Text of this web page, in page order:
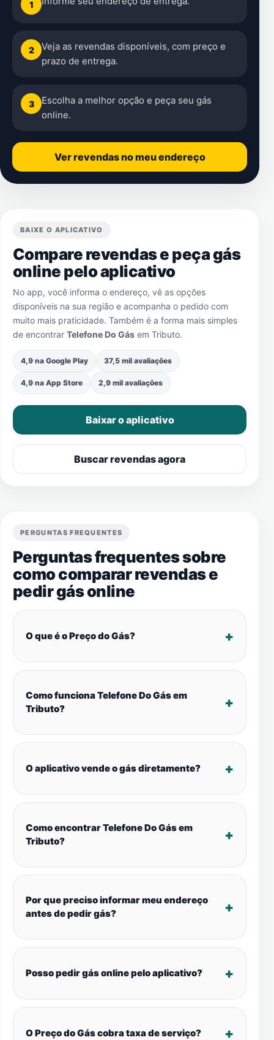
1
2
Veja as revendas disponíveis, com preço e
prazo de entrega.
3
Escolha a melhor opção e peça seu gás
online.
Ver revendas no meu endereço
BAIXE O APLICATIVO
Compare revendas e peça gás
online pelo aplicativo
No app, você informa o endereço, vê as opções
disponíveis na sua região e acompanha o pedido com
muito mais praticidade. Também é a forma mais simples
de encontrar Telefone Do Gás em Tributo.
4,9 na Google Play 37,5 mil avaliações
4,9 na App Store 2,9 mil avaliações
Baixar o aplicativo
Buscar revendas agora
PERGUNTAS FREQUENTES
Perguntas frequentes sobre
como comparar revendas e
pedir gás online
O que é o Preço do Gás?
Como funciona Telefone Do Gás em
Tributo?
O aplicativo vende o gás diretamente?
Como encontrar Telefone Do Gás em
Tributo?
Por que preciso informar meu endereço
antes de pedir gás?
Posso pedir gás online pelo aplicativo?
O Preço do Gás cobra taxa de serviço?